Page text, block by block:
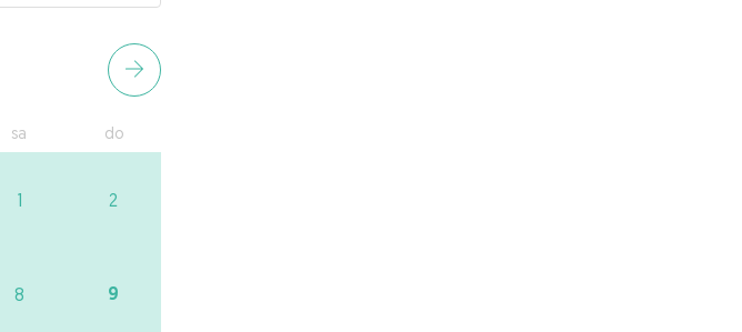
sa do
1 2
8 9